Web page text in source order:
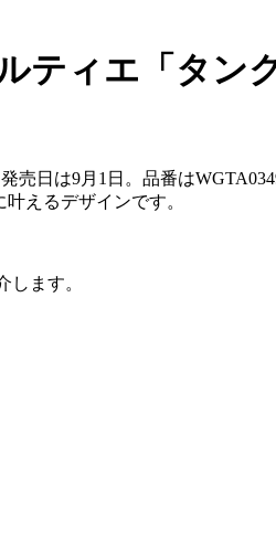
ティエ「タン
売日は9月1日。品番は
えるデザインです。
ます。